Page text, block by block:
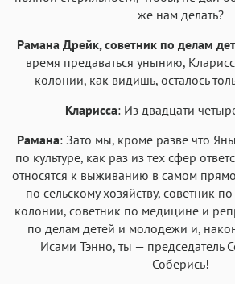
же нам делать?
Рамана Дрейк, советник по делам
время предаваться унынию,
колонии, как видишь, осталось
Кларисса: Из двадцати
Рамана: Зато мы, кроме разве что
по культуре, как раз из тех сфер
относятся к выживанию в самом
по сельскому хозяйству, советник
колонии, советник по медицине и
по делам детей и молодежи и,
Исами Тэнно, ты — председатель
Соберись!